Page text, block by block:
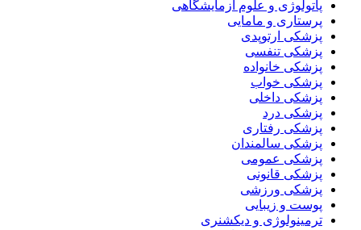
پاتولوژی و علوم آزمایشگاهی
پرستاری و مامایی
پزشکی ارتوپدی
پزشکی تنفسی
پزشکی خانواده
پزشکی خواب
پزشکی داخلی
پزشکی درد
پزشکی رفتاری
پزشکی سالمندان
پزشکی عمومی
پزشکی قانونی
پزشکی ورزشی
پوست و زیبایی
ترمینولوژی و دیکشنری